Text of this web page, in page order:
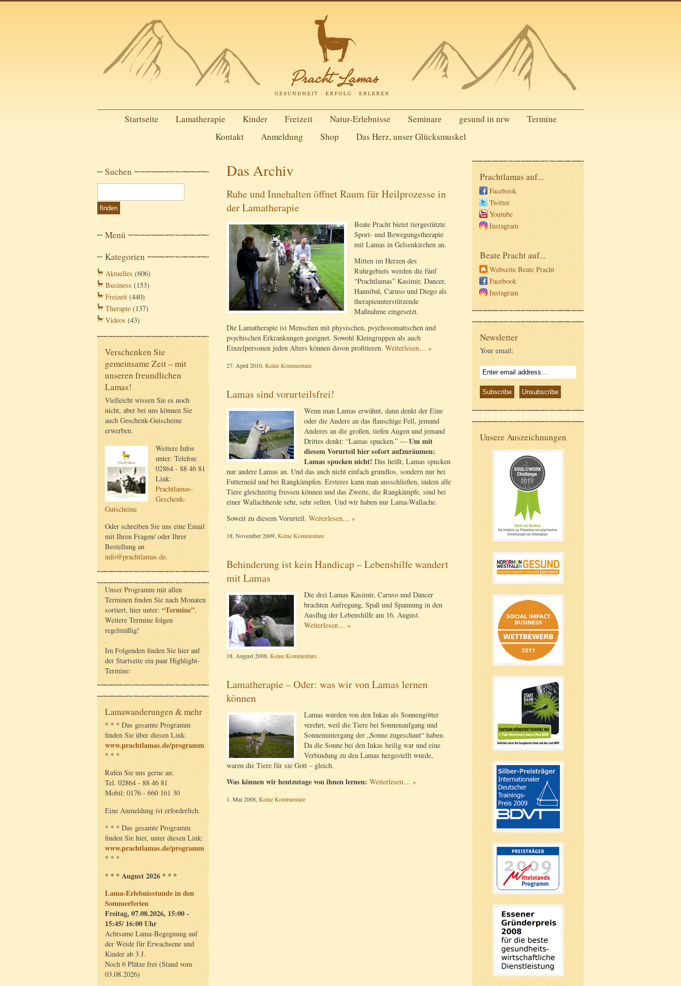
Startseite Lamatherapie Kinder Freizeit Natur-Erlebnisse Seminare gesund in nrw
Termine
Kontakt
Anmeldung Shop Das Herz, unser Glücksmuskel
Suchen
Menü
Kategorien
Aktuelles (606)
Business (153)
Freizeit (440)
Therapie (137)
Videos (43)
Verschenken Sie
gemeinsame Zeit – mit
unseren freundlichen
Lamas!
Vielleicht wissen Sie es noch
nicht, aber bei uns können Sie
auch Geschenk-Gutscheine
erwerben.
Weitere Infos
unter: Telefon:
02864 - 88 46 81
Link:
Prachtlamas-
Geschenk-
Gutscheine
Oder schreiben Sie uns eine Email
mit Ihren Fragen/ oder Ihrer
Bestellung an
info@prachtlamas.de.
Unser Programm mit allen
Terminen finden Sie nach Monaten
sortiert, hier unter: “Termine”.
Weitere Termine folgen
regelmäßig!
.
Im Folgenden finden Sie hier auf
der Startseite ein paar Highlight-
Termine:
Lamawanderungen & mehr
* * * Das gesamte Programm
finden Sie über diesen Link:
www.prachtlamas.de/programm
* * *
Rufen Sie uns gerne an:
Tel. 02864 - 88 46 81
Mobil: 0176 - 660 161 30
Eine Anmeldung ist erforderlich.
* * * Das gesamte Programm
finden Sie hier, unter diesen Link:
www.prachtlamas.de/programm
* * *
* * * August 2026 * * *
Lama-Erlebnisstunde in den
Sommerferien
Freitag, 07.08.2026, 15:00 -
15:45/ 16:00 Uhr
Achtsame Lama-Begegnung auf
der Weide für Erwachsene und
Kinder ab 3 J.
Noch 6 Plätze frei (Stand vom
03.08.2026)
Prachtlamas auf...
Facebook
Twitter
Youtube
Instagram
Beate Pracht auf...
Webseite Beate Pracht
Facebook
Instagram
Newsletter
Your email:
Unsere Auszeichnungen
Das Archiv
Ruhe und Innehalten öffnet Raum für Heilprozesse in
der Lamatherapie
Beate Pracht bietet tiergestützte
Sport- und Bewegungstherapie
mit Lamas in Gelsenkirchen an.
Mitten im Herzen des
Ruhrgebiets werden die fünf
“Prachtlamas” Kasimir, Dancer,
Hannibal, Caruso und Diego als
therapieunterstützende
Maßnahme eingesetzt.
Die Lamatherapie ist Menschen mit physischen, psychosomatischen und
psychischen Erkrankungen geeignet. Sowohl Kleingruppen als auch
Einzelpersonen jeden Alters können davon profitieren. Weiterlesen… »
27. April 2010, Keine Kommentare
Lamas sind vorurteilsfrei!
Wenn man Lamas erwähnt, dann denkt der Eine
oder die Andere an das flauschige Fell, jemand
Anderes an die großen, tiefen Augen und jemand
Drittes denkt: “Lamas spucken.” —Um mit
diesem Vorurteil hier sofort aufzuräumen:
Lamas spucken nicht! Das heißt, Lamas spucken
nur andere Lamas an. Und das auch nicht einfach grundlos, sondern nur bei
Futterneid und bei Rangkämpfen. Ersteres kann man ausschließen, indem alle
Tiere gleichzeitig fressen können und das Zweite, die Rangkämpfe, sind bei
einer Wallachherde sehr, sehr selten. Und wir haben nur Lama-Wallache.
Soweit zu diesem Vorurteil. Weiterlesen… »
18. November 2009, Keine Kommentare
Behinderung ist kein Handicap – Lebenshilfe wandert
mit Lamas
Die drei Lamas Kasimir, Caruso und Dancer
brachten Aufregung, Spaß und Spannung in den
Ausflug der Lebenshilfe am 16. August.
Weiterlesen… »
18. August 2008,Keine Kommentare
Lamatherapie – Oder: was wir von Lamas lernen
können
Lamas wurden von den Inkas als Sonnengötter
verehrt, weil die Tiere bei Sonnenaufgang und
Sonnenuntergang der „Sonne zugeschaut“ haben.
Da die Sonne bei den Inkas heilig war und eine
Verbindung zu den Lamas hergestellt wurde,
waren die Tiere für sie Gott – gleich.
Was können wir heutzutage von ihnen lernen: Weiterlesen… »
1. Mai 2008,Keine Kommentare